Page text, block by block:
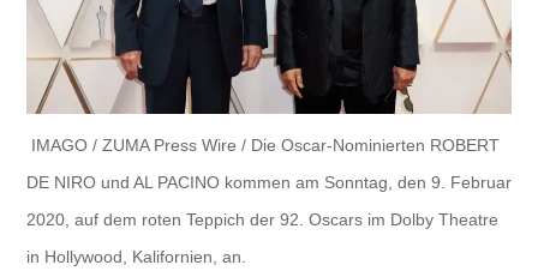
IMAGO / ZUMA Press Wire / Die Oscar-Nominierten ROBERT
DE NIRO und AL PACINO kommen am Sonntag, den 9. Februar
2020, auf dem roten Teppich der 92. Oscars im Dolby Theatre
in Hollywood, Kalifornien, an.